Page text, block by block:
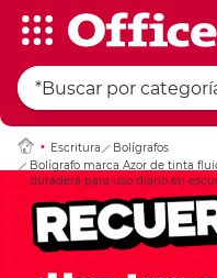
Escritura
Bolígrafos
Bolígrafo marca Azor de tinta
duradera para uso diario en